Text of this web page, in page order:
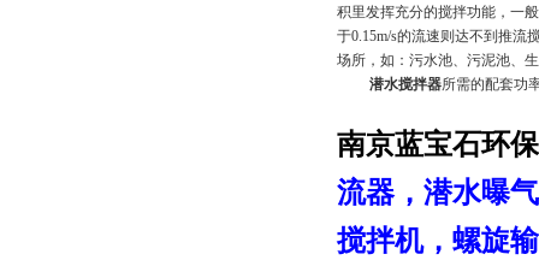
积里发挥充分的搅拌功能，一
于0.15m/s的流速则达不到推流
场所，如：污水池、污泥池、
潜水搅拌器所需的配套功
南京蓝宝石环
流器，潜水曝
搅拌机，螺旋